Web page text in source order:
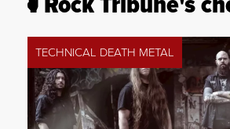
TECHNICAL DEATH METAL